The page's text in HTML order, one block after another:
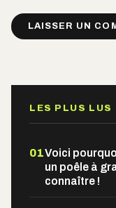
LES PLUS LUS
01Voici
un poêle à
connaître !